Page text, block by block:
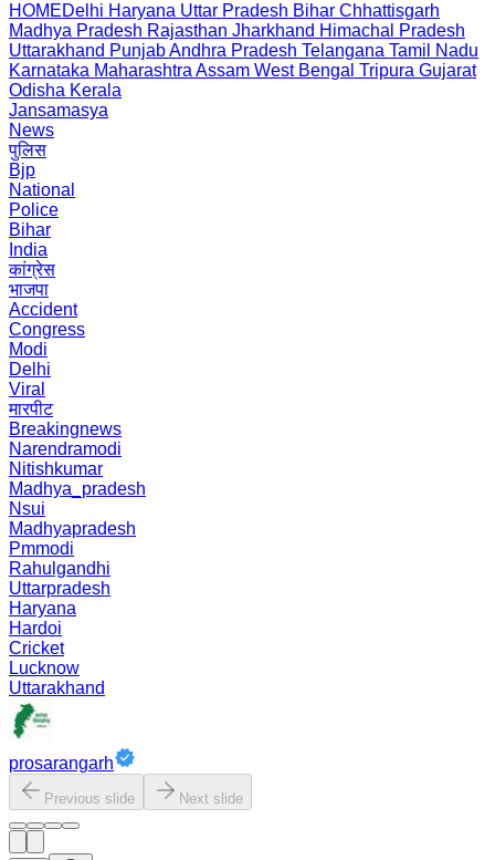
HOMEDelhi Haryana Uttar Pradesh Bihar Chhattisgarh
Madhya Pradesh Rajasthan Jharkhand Himachal Pradesh
Uttarakhand PunjabAndhra Pradesh Telangana Tamil Nadu
Karnataka Maharashtra Assam West Bengal Tripura Gujarat
Odisha Kerala
Jansamasya
News
पुलिस
Bjp
National
Police
Bihar
India
कांग्रेस
भाजपा
Accident
Congress
Modi
Delhi
Viral
मारपीट
Breakingnews
Narendramodi
Nitishkumar
Madhya_pradesh
Nsui
Madhyapradesh
Pmmodi
Rahulgandhi
Uttarpradesh
Haryana
Hardoi
Cricket
Lucknow
Uttarakhand
prosarangarh
Previous slide Next slide